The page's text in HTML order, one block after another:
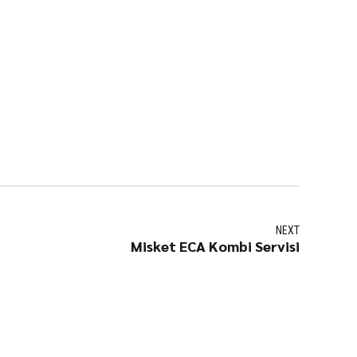
NEXT
Misket ECA Kombi Servisi